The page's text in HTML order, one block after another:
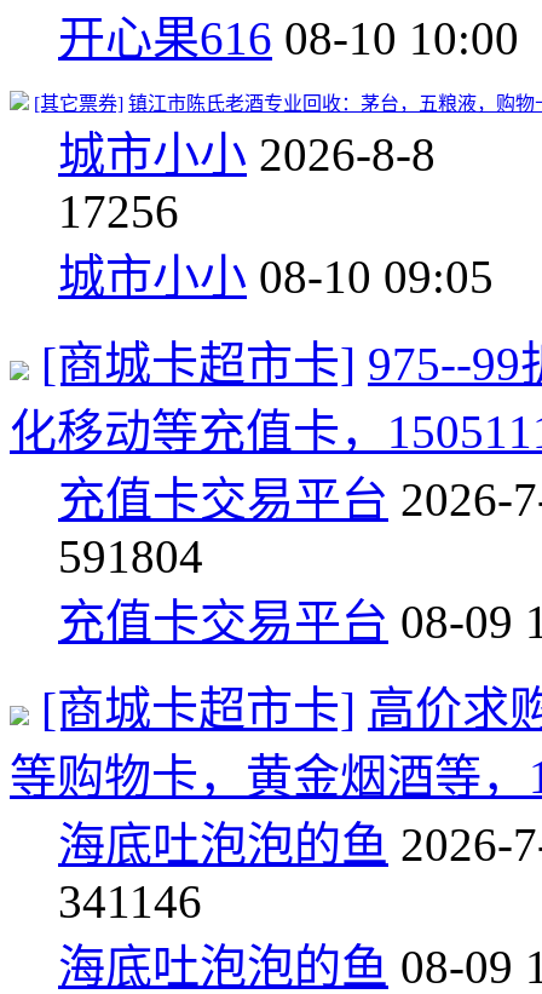
开心果616 08-10 10:00
[其它票券] 镇江市陈氏老酒专业回收：茅台，五粮液，购物
城市小小 2026-8-8
17256
城市小小 08-10 09:05
[商城卡超市卡] 975--
化移动等充值卡，
充值卡交易平台 2026-
591804
充值卡交易平台 08-09
[商城卡超市卡] 高价求
等购物卡，黄金烟酒等，
海底吐泡泡的鱼 2026-
341146
海底吐泡泡的鱼 08-09